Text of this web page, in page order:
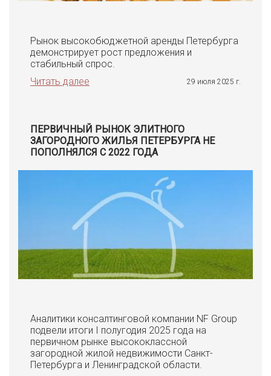
Рынок высокобюджетной аренды Петербурга
демонстрирует рост предложения и
стабильный спрос.
Читать далее
29 июля 2025 г.
ПЕРВИЧНЫЙ РЫНОК ЭЛИТНОГО
ЗАГОРОДНОГО ЖИЛЬЯ ПЕТЕРБУРГА НЕ
ПОПОЛНЯЛСЯ С 2022 ГОДА
Аналитики консалтинговой компании NF Group
подвели итоги I полугодия 2025 года на
первичном рынке высококлассной
загородной жилой недвижимости Санкт-
Петербурга и Ленинградской области.